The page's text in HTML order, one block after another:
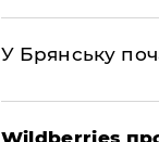
У Брянську
Wildberries